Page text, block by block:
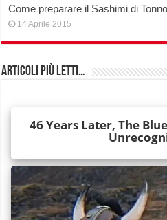
Come preparare il Sashimi di Tonno
14 Aprile 2015
Articoli più Letti…